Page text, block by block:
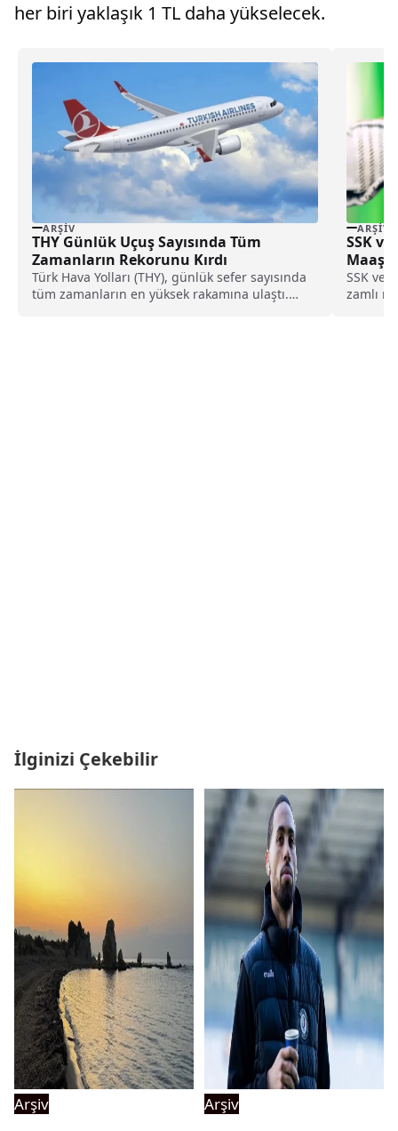
her biri yaklaşık 1 TL daha yükselecek.
ARŞIV
THY Günlük Uçuş Sayısında Tüm
Zamanların Rekorunu Kırdı
Türk Hava Yolları (THY), günlük sefer sayısında
tüm zamanların en yüksek rakamına ulaştı.
ARŞIV
SSK
Maaş
SSK ve
zamlı
İlginizi Çekebilir
Arşiv Arşiv